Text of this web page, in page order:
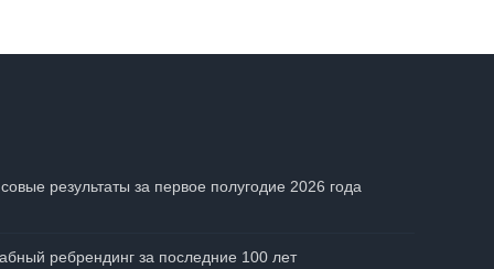
результаты за первое полугодие 2026 года
ребрендинг за последние 100 лет